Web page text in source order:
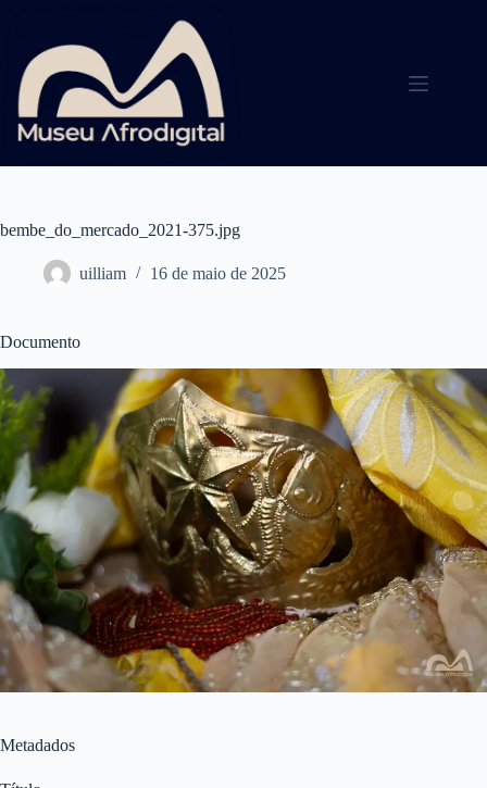
conteúdo
bembe_do_mercado_2021-375.jpg
uilliam 16 de maio de 2025
Documento
Metadados